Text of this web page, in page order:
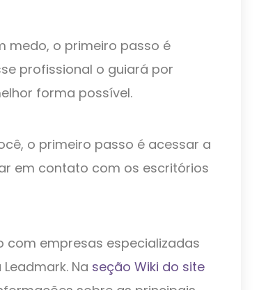
medo, o primeiro passo é
profissional o guiará por
forma possível.
o primeiro passo é acessar a
em contato com os escritórios
empresas especializadas
Na seção Wiki do site